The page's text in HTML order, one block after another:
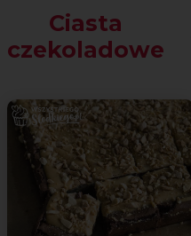
Ciasta
czekoladowe